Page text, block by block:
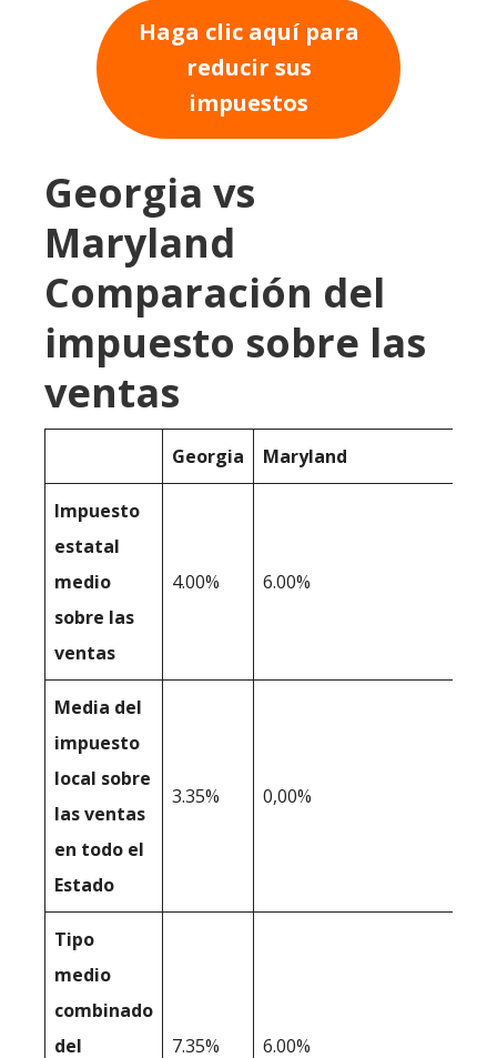
Haga clic aquí para
reducir sus
impuestos
Georgia vs
Maryland
Comparación del
impuesto sobre las
ventas
Georgia Maryland
Impuesto
estatal
medio
sobre las
ventas
4.00% 6.00%
Media del
impuesto
local sobre
las ventas
en todo el
Estado
3.35% 0,00%
Tipo
medio
combinado
del
7.35% 6.00%